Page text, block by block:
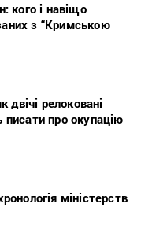
кого і навіщо
з “Кримською
релоковані
про окупацію
міністерств